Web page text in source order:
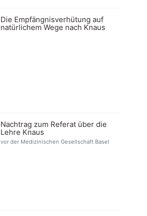
Die Empfängnisverhütung auf
natürlichem Wege nach Knaus
Nachtrag zum Referat über die
Lehre Knaus
vor der Medizinischen Gesellschaft Basel